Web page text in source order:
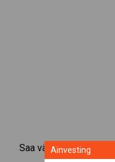
Saa välitön pääsy
Ainvesting